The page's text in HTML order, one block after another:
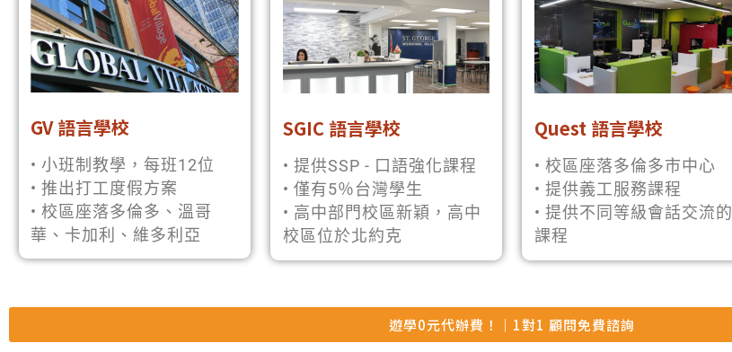
GV 語言學校
• 小班制教學，每班12位
• 推出打工度假方案
• 校區座落多倫多、溫哥
華、卡加利、維多利亞
SGIC 語言學校
• 提供SSP - 口語強化課程
• 僅有5％台灣學生
• 高中部門校區新穎，高中
校區位於北約克
Quest 語言學校
• 校區座落多倫多市中心
• 提供義工服務課程
• 提供不同等級會話交流的
課程
遊學0元代辦費！｜1對1 顧問免費諮詢